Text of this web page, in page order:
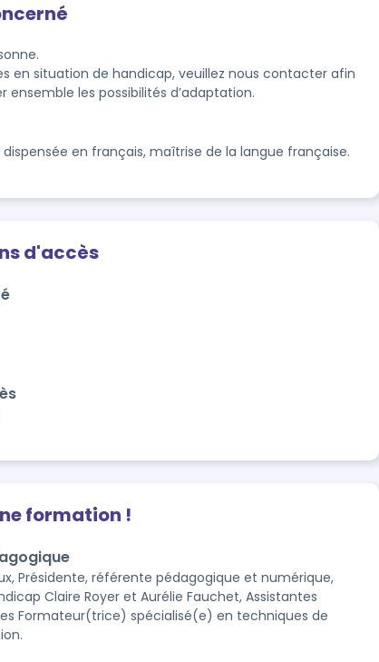
en situation de handicap, veuillez nous contacter afin
ensemble les possibilités d’adaptation.
en français, maîtrise de la langue française.
d'accès
formation !
Présidente, référente pédagogique et numérique,
Claire Royer et Aurélie Fauchet, Assistantes
Formateur(trice) spécialisé(e) en techniques de